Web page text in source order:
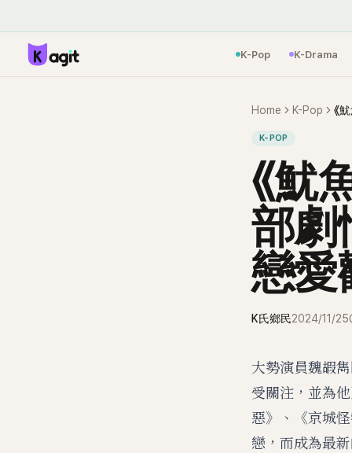
K-Pop K-Drama
Home K-Pop
K-POP
《魷
部劇
戀愛
K氏鄉民2024/11/25
大勢演員魏嘏
受關注，並為
惡》、《京城
戀，而成為最